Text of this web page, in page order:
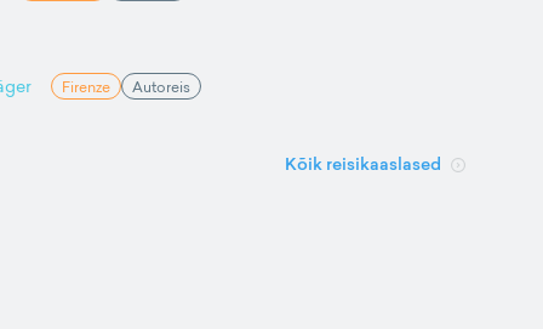
Firenze Autoreis
Kõik reisikaaslased